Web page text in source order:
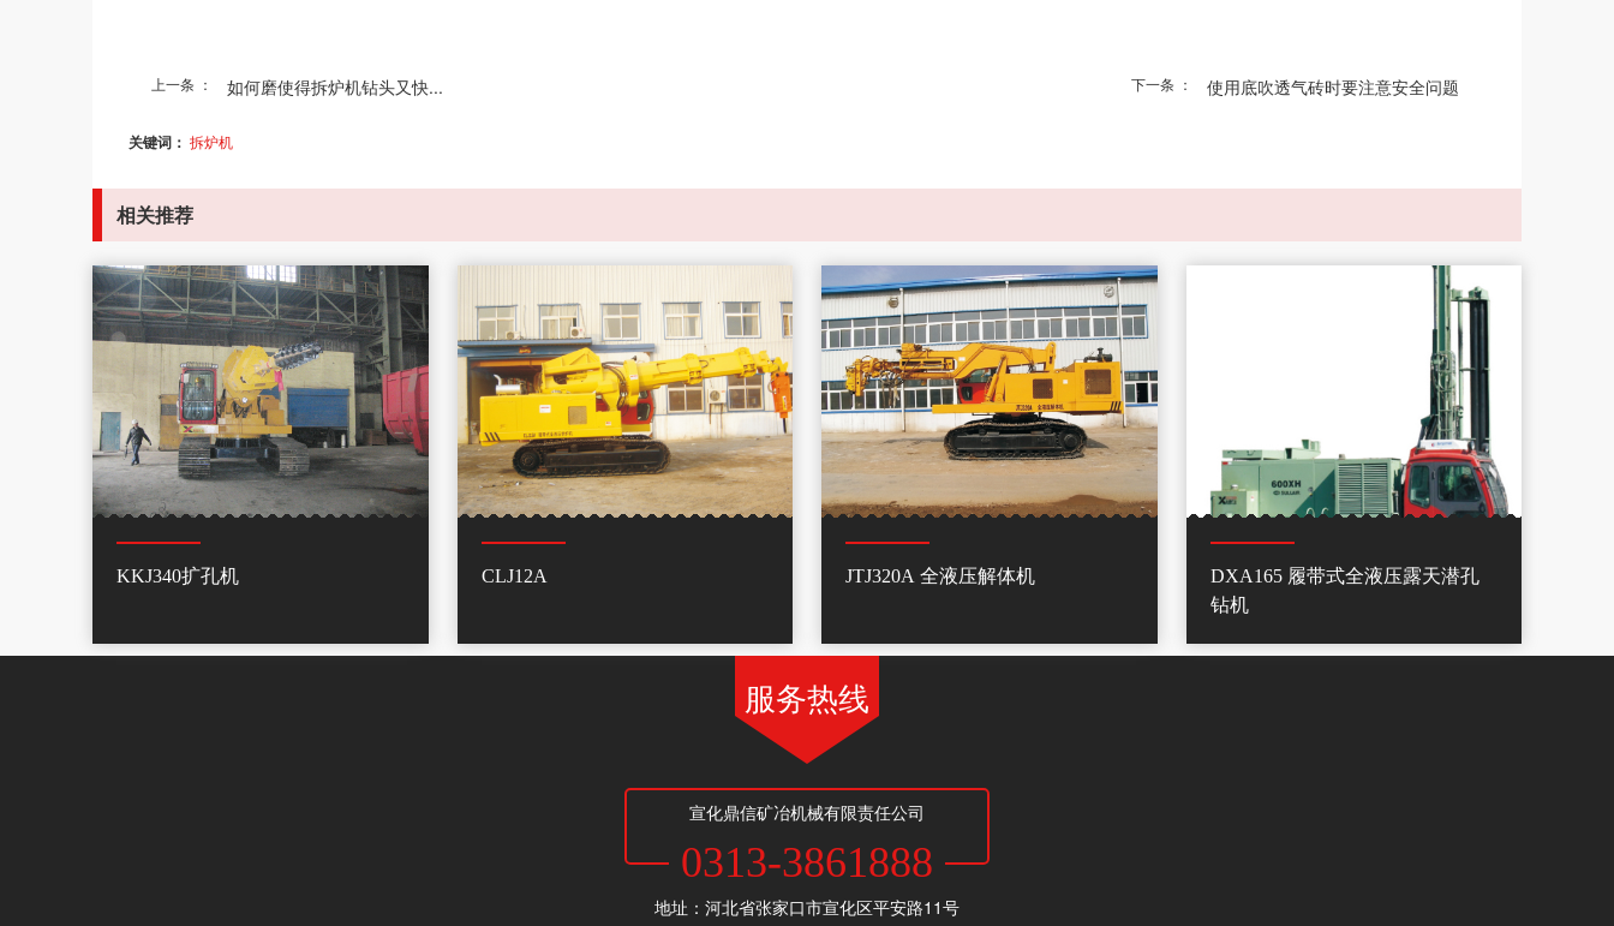
上一条 ： 如何磨使得拆炉机钻头又快... 下一条 ： 使用底吹透气砖时要注意安全问题
关键词： 拆炉机
相关推荐
KKJ340扩孔机 CLJ12A JTJ320A 全液压解体机
DXA165 履带式全液压露天潜孔
钻机
服务热线
宣化鼎信矿冶机械有限责任公司
0313-3861888
地址：河北省张家口市宣化区平安路11号